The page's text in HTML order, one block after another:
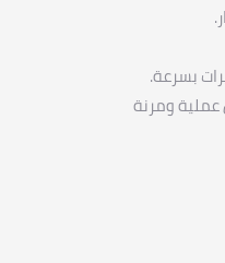
بسرعة.
عملية ومرنة